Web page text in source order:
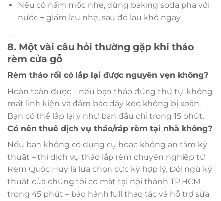
Nếu có nấm mốc nhẹ, dùng baking soda pha với
nước + giấm lau nhẹ, sau đó lau khô ngay.
—
8. Một vài câu hỏi thường gặp khi tháo
rèm cửa gỗ
Rèm tháo rồi có lắp lại được nguyên vẹn không?
Hoàn toàn được – nếu bạn tháo đúng thứ tự, không
mất linh kiện và đảm bảo dây kéo không bị xoắn.
Bạn có thể lắp lại y như ban đầu chỉ trong 15 phút.
Có nên thuê dịch vụ tháo/ráp rèm tại nhà không?
Nếu bạn không có dụng cụ hoặc không an tâm kỹ
thuật – thì dịch vụ tháo lắp rèm chuyên nghiệp từ
Rèm Quốc Huy là lựa chọn cực kỳ hợp lý. Đội ngũ kỹ
thuật của chúng tôi có mặt tại nội thành TP.HCM
trong 45 phút – bảo hành full thao tác và hỗ trợ sửa